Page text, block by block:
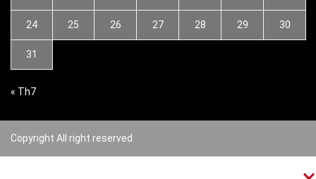
24 25 26 27 28 29 30
31
« Th7
Copyright All right reserved